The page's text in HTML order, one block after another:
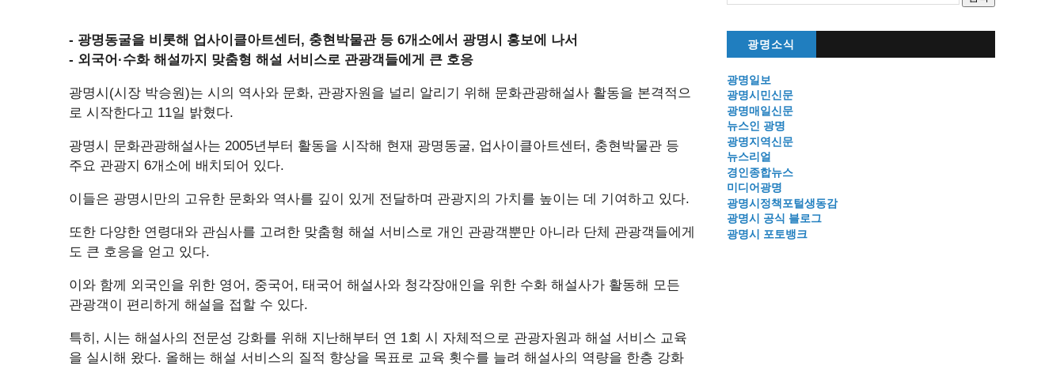
- 광명동굴을 비롯해 업사이클아트센터, 충현박물관 등 6개소에서 광명시 홍보에 나서
- 외국어·수화 해설까지 맞춤형 해설 서비스로 관광객들에게 큰 호응
광명시(시장 박승원)는 시의 역사와 문화, 관광자원을 널리 알리기 위해 문화관광해설사 활동을 본격적으
로 시작한다고 11일 밝혔다.
광명시 문화관광해설사는 2005년부터 활동을 시작해 현재 광명동굴, 업사이클아트센터, 충현박물관 등
주요 관광지 6개소에 배치되어 있다.
이들은 광명시만의 고유한 문화와 역사를 깊이 있게 전달하며 관광지의 가치를 높이는 데 기여하고 있다.
또한 다양한 연령대와 관심사를 고려한 맞춤형 해설 서비스로 개인 관광객뿐만 아니라 단체 관광객들에게
도 큰 호응을 얻고 있다.
이와 함께 외국인을 위한 영어, 중국어, 태국어 해설사와 청각장애인을 위한 수화 해설사가 활동해 모든
관광객이 편리하게 해설을 접할 수 있다.
특히, 시는 해설사의 전문성 강화를 위해 지난해부터 연 1회 시 자체적으로 관광자원과 해설 서비스 교육
을 실시해 왔다. 올해는 해설 서비스의 질적 향상을 목표로 교육 횟수를 늘려 해설사의 역량을 한층 강화
광명소식
광명일보
광명시민신문
광명매일신문
뉴스인 광명
광명지역신문
뉴스리얼
경인종합뉴스
미디어광명
광명시정책포털생동감
광명시 공식 블로그
광명시 포토뱅크